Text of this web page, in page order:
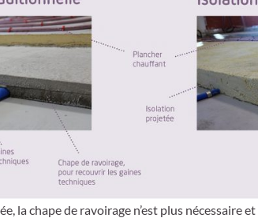
la chape de ravoirage n’est plus nécessaire